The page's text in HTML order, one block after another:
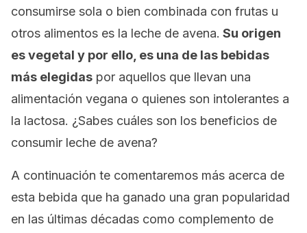
consumirse sola o bien combinada con frutas u
otros alimentos es la leche de avena. Su origen
es vegetal y por ello, es una de las bebidas
más elegidas por aquellos que llevan una
alimentación vegana o quienes son intolerantes a
la lactosa. ¿Sabes cuáles son los beneficios de
consumir leche de avena?
A continuación te comentaremos más acerca de
esta bebida que ha ganado una gran popularidad
en las últimas décadas como complemento de